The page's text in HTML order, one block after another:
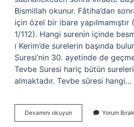
Bismillah okunur. Fâtiha’dan
için özel bir ibare yapılmamıştır
1/112). Hangi surenin içinde
ı Kerim’de surelerin başında
Suresi’nin 30. ayetinde de
Tevbe Suresi hariç bütün
almaktadır. Tevbe sûresi hangi…
Devamını okuyun Besmelesiz
Başlayan
Yorum Bırak